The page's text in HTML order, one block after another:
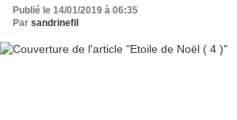
Publié le 14/01/2019 à 06:35
Par sandrinefil